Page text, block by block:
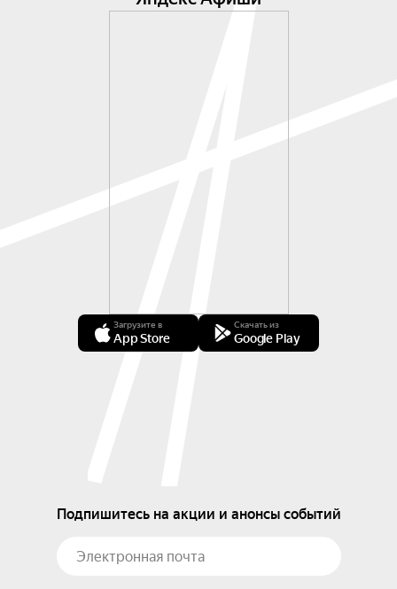
Загрузите в
App Store
Скачать из
Google Play
Подпишитесь на акции и анонсы событий